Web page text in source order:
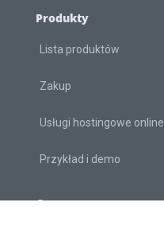
Produkty
Lista produktów
Zakup
Usługi hostingowe online
Przykład i demo
O